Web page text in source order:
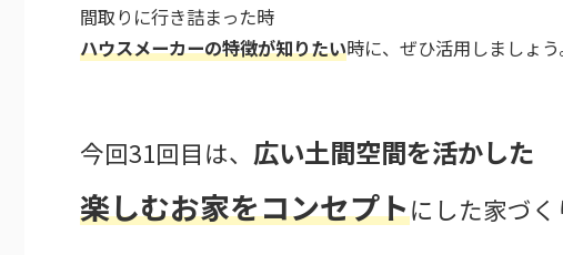
間取りに行き詰まった時
ハウスメーカーの特徴が知りたい時に、ぜひ活用しましょう
今回31回目は、 広い土間空間を活かした
楽しむお家をコンセプトにした家づく